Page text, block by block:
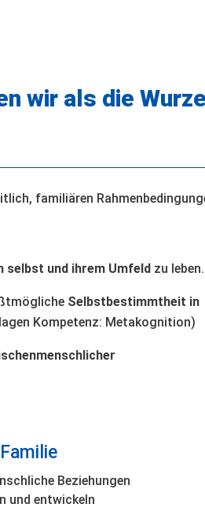
wir als die
familiären
selbst und ihrem Umfeld zu leben.
Selbstbestimmtheit in
Kompetenz: Metakognition)
Familie
Beziehungen
und entwickeln